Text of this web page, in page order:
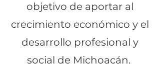
objetivo de aportar al
crecimiento económico y el
desarrollo profesional y
social de Michoacán.